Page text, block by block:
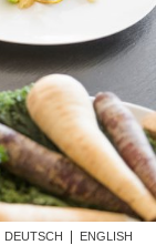
DEUTSCH ENGLISH